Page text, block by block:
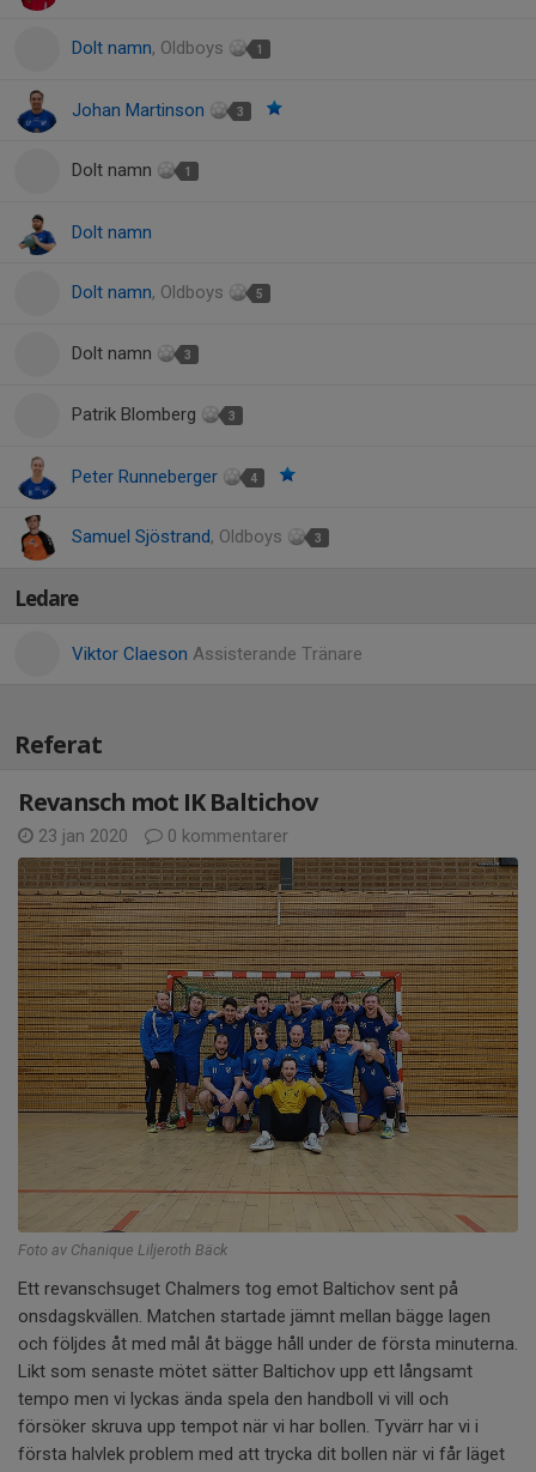
Dolt namn, Oldboys 1
Johan Martinson 3
Dolt namn 1
Dolt namn
Dolt namn, Oldboys 5
Dolt namn 3
Patrik Blomberg 3
Peter Runneberger 4
Samuel Sjöstrand, Oldboys 3
Ledare
Viktor Claeson Assisterande Tränare
Referat
Revansch mot IK Baltichov
23 jan 2020 0 kommentarer
Foto av Chanique Liljeroth Bäck
Ett revanschsuget Chalmers tog emot Baltichov sent på
onsdagskvällen. Matchen startade jämnt mellan bägge lagen
och följdes åt med mål åt bägge håll under de första minuterna.
Likt som senaste mötet sätter Baltichov upp ett långsamt
tempo men vi lyckas ända spela den handboll vi vill och
försöker skruva upp tempot när vi har bollen. Tyvärr har vi i
första halvlek problem med att trycka dit bollen när vi får läget